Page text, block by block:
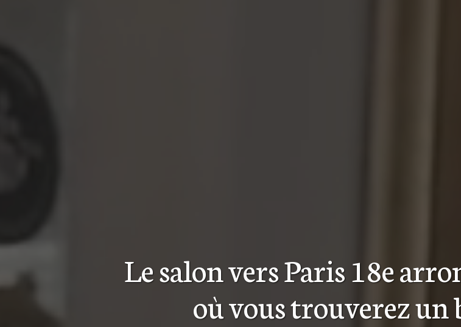
Le salonvers Paris 18e
où vous trouverezun